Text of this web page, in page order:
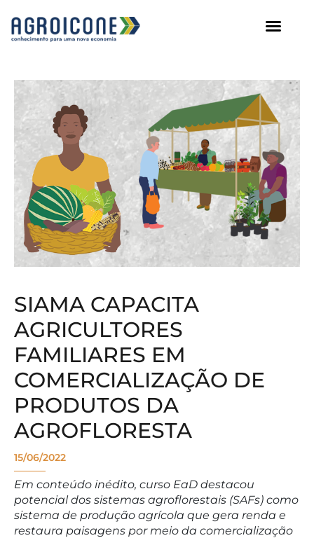
SIAMA CAPACITA
AGRICULTORES
FAMILIARES EM
COMERCIALIZAÇÃO DE
PRODUTOS DA
AGROFLORESTA
15/06/2022
Em conteúdo inédito, curso EaD destacou
potencial dos sistemas agroflorestais (SAFs) como
sistema de produção agrícola que gera renda e
restaura paisagens por meio da comercialização